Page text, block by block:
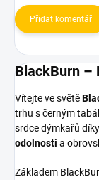
Přidat komentář
BlackBurn –
Vítejte ve světě
trhu s černým
srdce dýmkařů
odolnosti a
Základem